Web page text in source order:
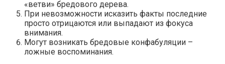
«ветви» бредового дерева.
При невозможности исказить факты последние
просто отрицаются или выпадают из фокуса
внимания.
Могут возникать бредовые конфабуляции –
ложные воспоминания.